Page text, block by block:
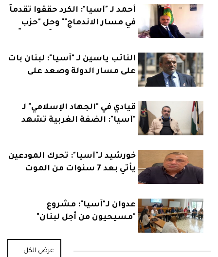
أحمد لـ "آسيا": الكرد حققوا تقدماً
في مسار الاندماج"" وحل "حزب
النائب ياسين لـ "آسيا": لبنان بات
على مسار الدولة وصعد على
قيادي في "الجهاد الإسلامي" لـ
"آسيا": الضفة الغربية تشهد
خورشيد لـ"آسيا": تحرك المودعين
يأتي بعد 7 سنوات من الموت
عدوان لـ"آسيا": مشروع
"مسيحيون من أجل لبنان"
توجهات بعض القوى
عرض الكل